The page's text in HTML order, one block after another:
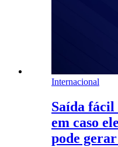
Internacional
Saída
em caso
pode